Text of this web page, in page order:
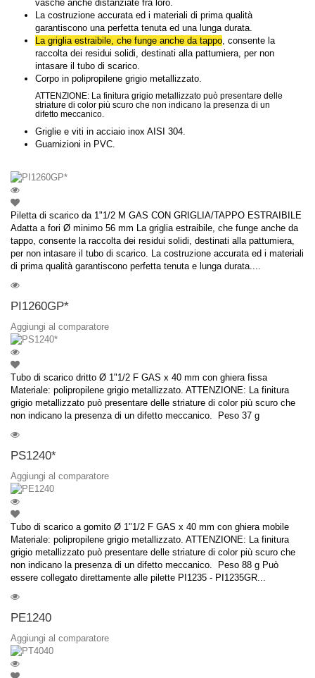
vasche anche distanziate fra loro.
La costruzione accurata ed i materiali di prima qualità
garantiscono una perfetta tenuta ed una lunga durata.
La griglia estraibile, che funge anche da tappo , consente la
raccolta dei residui solidi, destinati alla pattumiera, per non
intasare il tubo di scarico.
Corpo in polipropilene grigio metallizzato.
ATTENZIONE: La finitura grigio metallizzato può presentare delle
striature di color più scuro che non indicano la presenza di un
difetto meccanico.
Griglie e viti in acciaio inox AISI 304.
Guarnizioni in PVC.
Piletta di scarico da 1"1/2 M GAS CON GRIGLIA/TAPPO ESTRAIBILE
Adatta a fori Ø minimo 56 mm La griglia estraibile, che funge anche da
tappo, consente la raccolta dei residui solidi, destinati alla pattumiera,
per non intasare il tubo di scarico. La costruzione accurata ed i materiali
di prima qualità garantiscono perfetta tenuta e lunga durata....
PI1260GP*
Aggiungi al comparatore
Tubo di scarico dritto Ø 1"1/2 F GAS x 40 mm con ghiera fissa
Materiale: polipropilene grigio metallizzato. ATTENZIONE: La finitura
grigio metallizzato può presentare delle striature di color più scuro che
non indicano la presenza di un difetto meccanico. Peso 37 g
PS1240*
Aggiungi al comparatore
Tubo di scarico a gomito Ø 1"1/2 F GAS x 40 mm con ghiera mobile
Materiale: polipropilene grigio metallizzato. ATTENZIONE: La finitura
grigio metallizzato può presentare delle striature di color più scuro che
non indicano la presenza di un difetto meccanico. Peso 88 g Può
essere collegato direttamente alle pilette PI1235 - PI1235GR...
PE1240
Aggiungi al comparatore